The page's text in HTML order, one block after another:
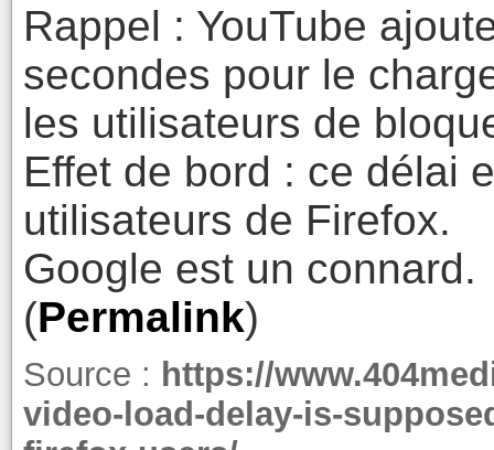
Rappel : YouTube
secondes pour le
les utilisateurs de
Effet de bord : ce délai
utilisateurs de Firefox.
Google est un connard.
(Permalink)
Source : https://
video-load-delay-is-